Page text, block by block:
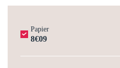
Papier
8€09